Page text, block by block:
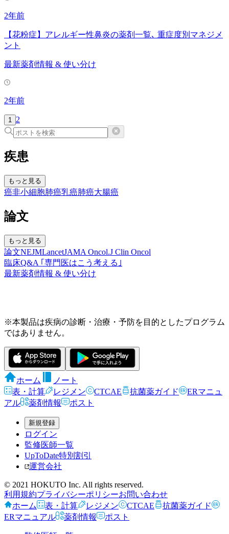
2年前
【花粉症】アレルギー性鼻炎の薬剤一覧､ 重症度別マネジメ
ント
最新薬剤情報 & 使い分け
2年前
1 2
疾患
もっと見る
癌非小細胞肺癌乳癌肺癌大腸癌
論文
もっと見る
論文NEJMLancetJAMA Oncol.J Clin Oncol
臨床Q&A ｢専門医はこう考える｣
最新薬剤情報 & 使い分け
※本製品は疾病の診断・治療・予防を目的としたプログラム
ではありません。
ホーム
ノート
表・計算
レジメン CTCAE 抗菌薬ガイド
ERマニュ
アル
薬剤情報 ポスト
新規登録
ログイン
監修医師一覧
UpToDate特別割引
運営会社
© 2021 HOKUTO Inc. All rights reserved.
利用規約プライバシーポリシーお問い合わせ
ホーム
表・計算 レジメン CTCAE
抗菌薬ガイド
ERマニュアル
薬剤情報 ポスト